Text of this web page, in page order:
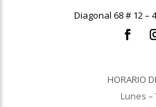
Diagonal 68 # 12 –
HORARIO
Lunes